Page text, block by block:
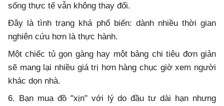
sống thực tế vẫn không thay đổi.
Đây là tình trạng khá phổ biến: dành nhiều thời gian
nghiên cứu hơn là thực hành.
Một chiếc tủ gọn gàng hay một bảng chi tiêu đơn giản
sẽ mang lại nhiều giá trị hơn hàng chục giờ xem người
khác dọn nhà.
6. Bạn mua đồ "xịn" với lý do đầu tư dài hạn nhưng